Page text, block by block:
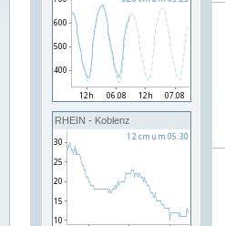
RHEIN - Koblenz